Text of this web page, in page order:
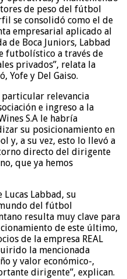
de peso del fútbol
se consolidó como el de
empresarial aplicado al
de Boca Juniors, Labbad
futbolístico a través de
privados”, relata la
Yofe y Del Gaiso.
relevancia
e ingreso a la
S.A le habría
su posicionamiento en
y, a su vez, esto lo llevó a
directo del dirigente
que ya hemos
Labbad, su
del fútbol
resulta muy clave para
de este último,
de la empresa REAL
la mencionada
y valor económico-,
dirigente”, explican.